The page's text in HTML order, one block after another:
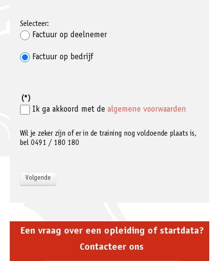
Selecteer:
Factuur op deelnemer
Factuur op bedrijf
(*)
Ik ga akkoord met de algemene voorwaarden
Wil je zeker zijn of er in de training nog voldoende plaats is,
bel 0491 / 180 180
Een vraag over een opleiding of startdata?
Contacteer ons